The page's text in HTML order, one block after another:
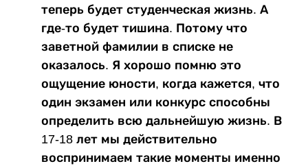
теперь будет студенческая жизнь. А
где-то будет тишина. Потому что
заветной фамилии в списке не
оказалось. Я хорошо помню это
ощущение юности, когда кажется, что
один экзамен или конкурс способны
определить всю дальнейшую жизнь. В
17-18 лет мы действительно
воспринимаем такие моменты именно